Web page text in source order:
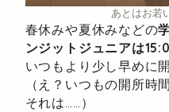
あとはお若
春休みや夏休みなどの
ンジットジュニアは
いつもより少し早めに
（え？いつもの開所時
それは……）